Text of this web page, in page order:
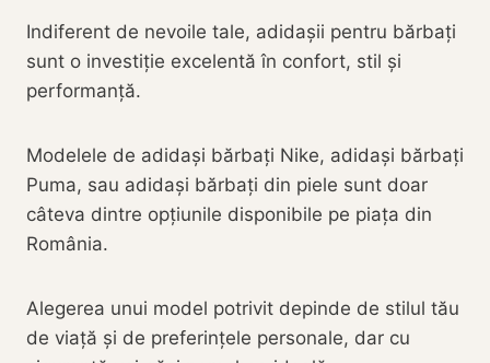
Indiferent de nevoile tale, adidașii pentru bărbați
sunt o investiție excelentă în confort, stil și
performanță.
Modelele de adidași bărbați Nike, adidași bărbați
Puma, sau adidași bărbați din piele sunt doar
câteva dintre opțiunile disponibile pe piața din
România.
Alegerea unui model potrivit depinde de stilul tău
de viață și de preferințele personale, dar cu